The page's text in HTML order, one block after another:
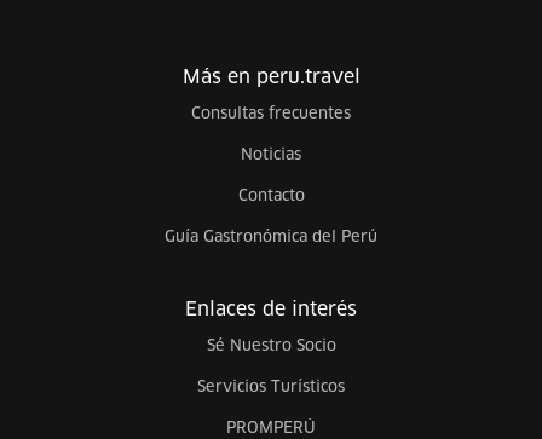
Más en peru.travel
Consultas frecuentes
Noticias
Contacto
Guía Gastronómica del Perú
Enlaces de interés
Sé Nuestro Socio
Servicios Turísticos
PROMPERÚ